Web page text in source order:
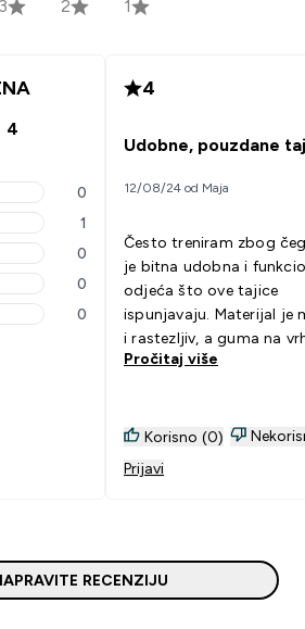
3 2 1
4
0
1
0
0
0
4
Udobne, pouzdane
12/08/24 od Maja
Često treniram zbog
je bitna udobna i
odjeća što ove tajice
ispunjavaju. Materijal je
i rastezljiv, a guma na
previše zategnuta, pa su
par pranja počnu se
Pročitaj više
Korisno (0)
Prijavi
RECENZIJU